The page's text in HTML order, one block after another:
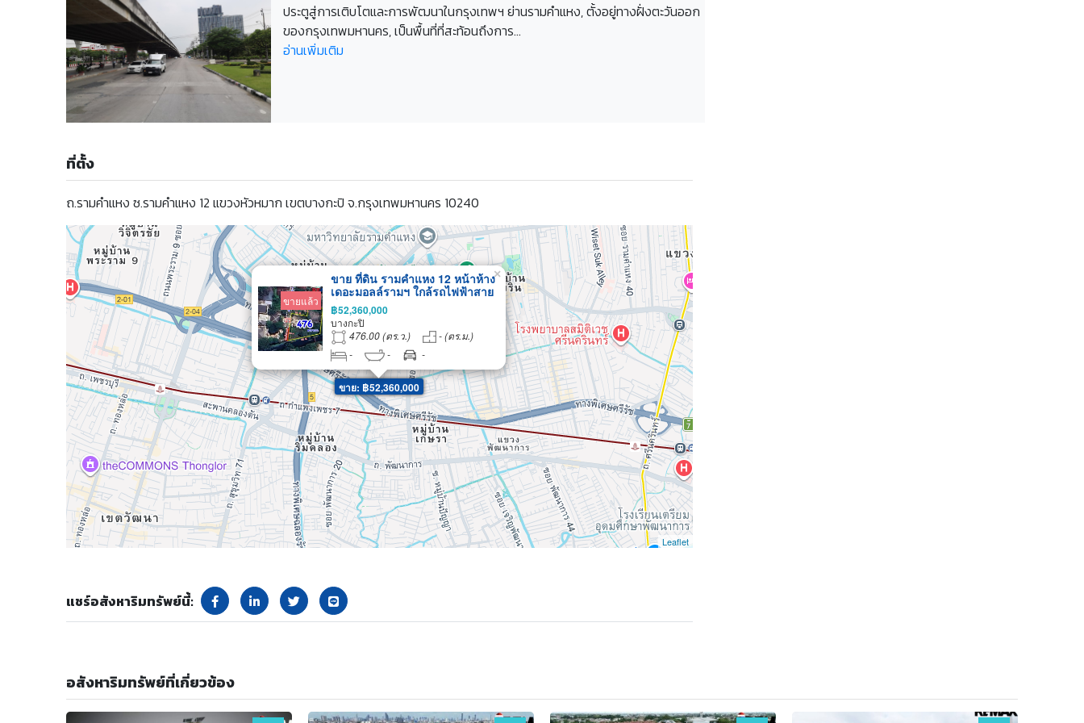
ประตูสู่การเติบโตและการพัฒนาในกรุงเทพฯ ย่านรามคำแหง, ตั้งอยู่ทางฝั่งตะวันออก
ของกรุงเทพมหานคร, เป็นพื้นที่ที่สะท้อนถึงการ...
อ่านเพิ่มเติม
ที่ตั้ง
ถ.รามคำแหง ซ.รามคำแหง 12 แขวงหัวหมาก เขตบางกะปิ จ.กรุงเทพมหานคร 10240
ขาย: ฿52,360,000
ขายแล้ว
ขาย ที่ดิน รามคำแหง 12 หน้าห้าง
เดอะมอลล์รามฯ ใกล้รถไฟฟ้าสาย
สีส้ม สถานีรามคำแหง 476 ตาราง
วา ราคาตารางวาละ 110,000
บาท
฿52,360,000
บางกะปิ
476.00 (ตร.ว.)
- (ตร.ม.)
-
- -
×
Leaflet
แชร์อสังหาริมทรัพย์นี้:
อสังหาริมทรัพย์ที่เกี่ยวข้อง